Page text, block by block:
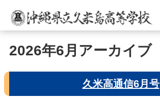
2026年6月アーカイブ
久米高通信6月号